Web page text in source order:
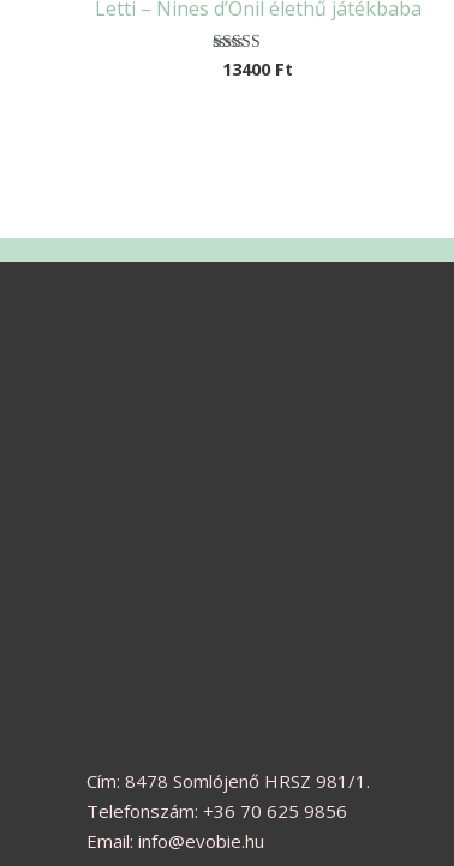
Letti – Nines d’Onil élethű játékbaba
Értékelés:
5.00
13400 Ft
Cím: 8478 Somlójenő HRSZ 981/1.
Telefonszám: +36 70 625 9856
Email: info@evobie.hu